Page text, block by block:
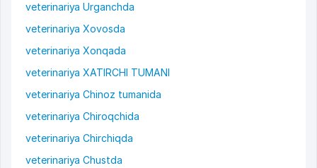
veterinariya Urganchda
veterinariya Xovosda
veterinariya Xonqada
veterinariya XATIRCHI TUMANI
veterinariya Chinoz tumanida
veterinariya Chiroqchida
veterinariya Chirchiqda
veterinariya Chustda